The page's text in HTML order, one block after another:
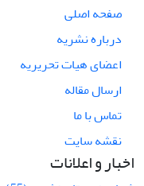
صفحه اصلی
درباره نشریه
اعضای هیات تحریریه
ارسال مقاله
تماس با ما
نقشه سایت
اخبار و اعلانات